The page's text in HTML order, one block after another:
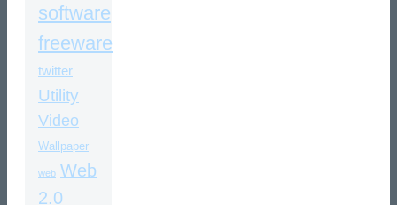
software
freeware
twitter
Utility
Video
Wallpaper
web Web
2.0